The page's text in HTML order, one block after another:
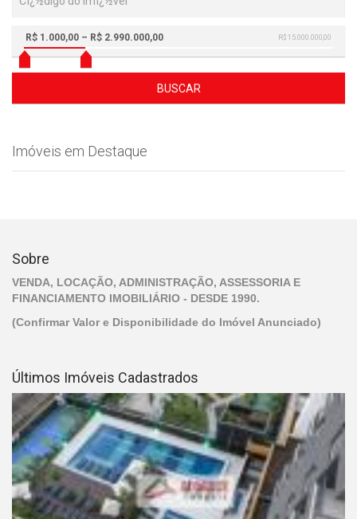
R$ 15.000.000,00
R$ 1.000,00 – R$ 2.990.000,00
BUSCAR
Imóveis em Destaque
Sobre
VENDA, LOCAÇÃO, ADMINISTRAÇÃO, ASSESSORIA E
FINANCIAMENTO IMOBILIÁRIO - DESDE 1990.
(Confirmar Valor e Disponibilidade do Imóvel Anunciado)
Últimos Imóveis Cadastrados